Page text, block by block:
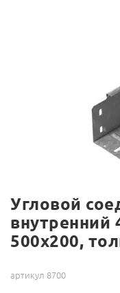
Угловой
внутренний
500х200,
артикул 8700